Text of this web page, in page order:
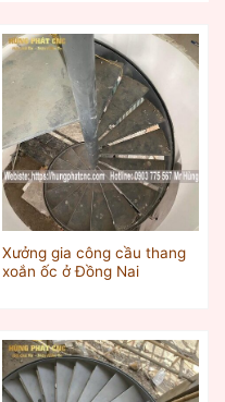
Xưởng gia công cầu thang
xoắn ốc ở Đồng Nai